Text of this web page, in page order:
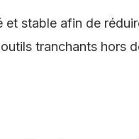
stable afin de
tranchants hors